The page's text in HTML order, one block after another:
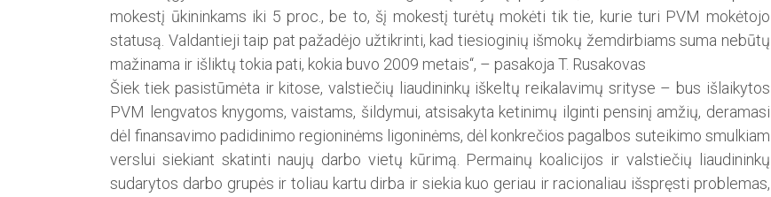
mokestį ūkininkams iki 5 proc., be to, šį mokestį turėtų mokėti tik tie, kurie turi PVM mokėtojo
statusą. Valdantieji taip pat pažadėjo užtikrinti, kad tiesioginių išmokų žemdirbiams suma nebūtų
mažinama ir išliktų tokia pati, kokia buvo 2009 metais“, – pasakoja T. Rusakovas
Šiek tiek pasistūmėta ir kitose, valstiečių liaudininkų iškeltų reikalavimų srityse – bus išlaikytos
PVM lengvatos knygoms, vaistams, šildymui, atsisakyta ketinimų ilginti pensinį amžių, deramasi
dėl finansavimo padidinimo regioninėms ligoninėms, dėl konkrečios pagalbos suteikimo smulkiam
verslui siekiant skatinti naujų darbo vietų kūrimą. Permainų koalicijos ir valstiečių liaudininkų
sudarytos darbo grupės ir toliau kartu dirba ir siekia kuo geriau ir racionaliau išspręsti problemas,